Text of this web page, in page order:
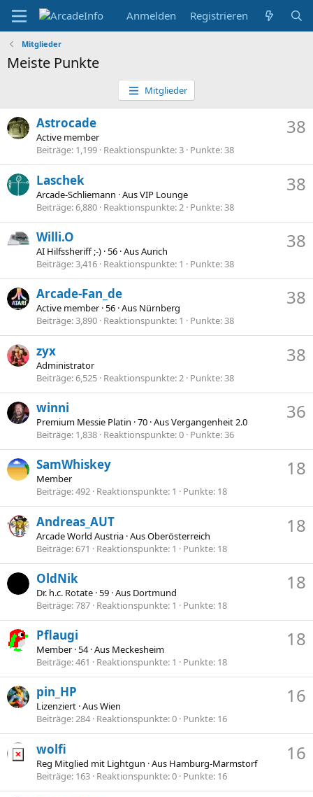
Anmelden Registrieren
Mitglieder
Meiste Punkte
Mitglieder
38
Astrocade
Active member
Beiträge 1,199 Reaktionspunkte 3 Punkte 38
38
Laschek
Arcade-Schliemann ·AusVIP Lounge
Beiträge 6,880 Reaktionspunkte 2 Punkte 38
38
Willi.O
AI Hilfssheriff ;-) ·56 ·AusAurich
Beiträge 3,416 Reaktionspunkte 1 Punkte 38
38
Arcade-Fan_de
Active member ·56 ·Aus Nürnberg
Beiträge 3,890 Reaktionspunkte 1 Punkte 38
38
zyx
Administrator
Beiträge 6,525 Reaktionspunkte 2 Punkte 38
36
winni
Premium Messie Platin ·70 ·AusVergangenheit 2.0
Beiträge 1,838 Reaktionspunkte 0 Punkte 36
18
SamWhiskey
Member
Beiträge 492 Reaktionspunkte 1 Punkte 18
18
Andreas_AUT
Arcade World Austria ·AusOberösterreich
Beiträge 671 Reaktionspunkte 1 Punkte 18
18
OldNik
Dr. h.c. Rotate ·59 ·Aus Dortmund
Beiträge 787 Reaktionspunkte 1 Punkte 18
18
Pflaugi
Member ·54·Aus Meckesheim
Beiträge 461 Reaktionspunkte 1 Punkte 18
16
pin_HP
Lizenziert ·AusWien
Beiträge 284 Reaktionspunkte 0 Punkte 16
16
wolfi
Reg Mitglied mit Lightgun ·Aus Hamburg-Marmstorf
Beiträge 163 Reaktionspunkte 0 Punkte 16